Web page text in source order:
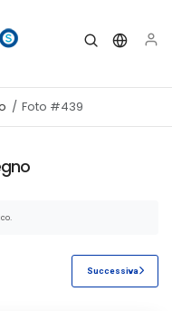
Foto #439
Successiva